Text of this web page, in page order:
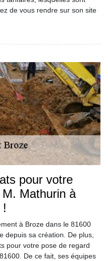
de vous rendre sur son site
pour votre
Mathurin à
à Broze dans le 81600
depuis sa création. De plus,
pour votre pose de regard
De ce fait, ses équipes